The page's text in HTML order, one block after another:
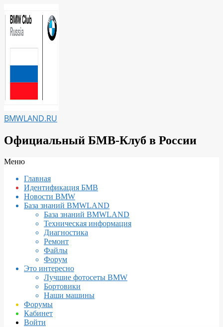
к
содержимому
BMWLAND.RU
Официальный БМВ-Клуб в России
Вторичное
навигации
Меню
Главная
Идентификация БМВ
Новости BMW
База знаний BMWLAND
База знаний BMWLAND
Техническая информация
Диагностика
Ремонт
Файлы
Форум
Это интересно
Лучшие фотосеты BMW
Бортовики
Наши машины
Форумы
Кабинет
Войти